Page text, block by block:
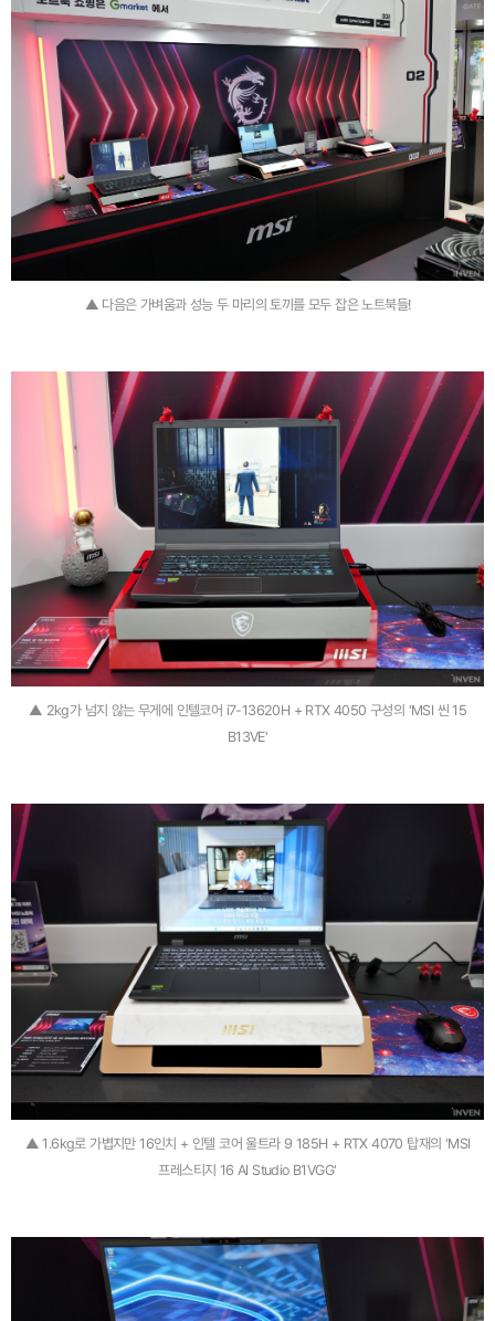
▲ 다음은 가벼움과 성능 두 마리의 토끼를 모두 잡은 노트북들!
▲ 2kg가 넘지 않는 무게에 인텔코어 i7-13620H + RTX 4050 구성의 'MSI 씬 15
B13VE'
▲ 1.6kg로 가볍지만 16인치 + 인텔 코어 울트라 9 185H + RTX 4070 탑재의 'MSI
프레스티지 16 AI Studio B1VGG'